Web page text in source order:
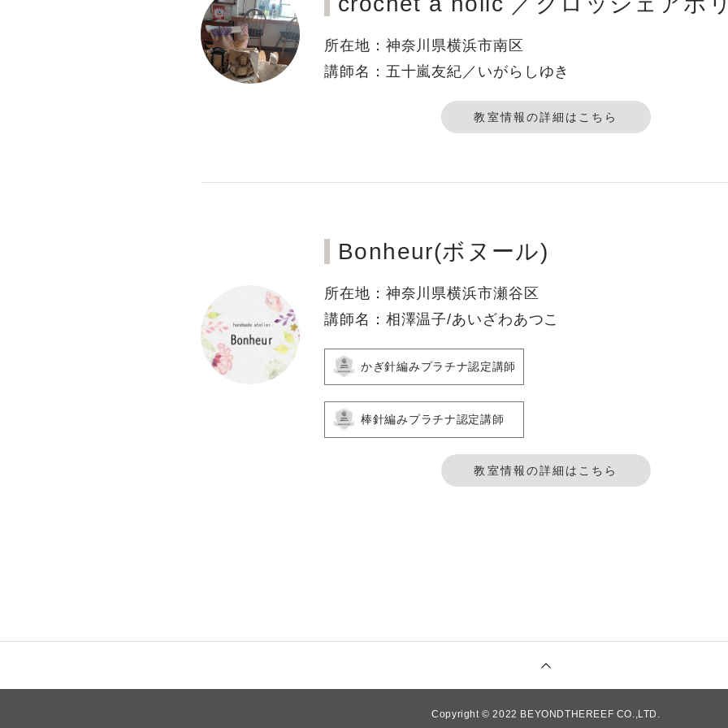
所在地：神奈川県横浜市南区
講師名：五十嵐友紀／いがらしゆき
教室情報の詳細はこちら
Bonheur(ボヌール)
所在地：神奈川県横浜市瀬谷区
講師名：相澤温子/あいざわあつこ
かぎ針編みプラチナ認定講師
棒針編みプラチナ認定講師
教室情報の詳細はこちら
Copyright © 2022 BEYONDTHEREEF CO.,LTD.